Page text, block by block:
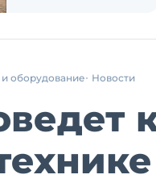
оборудование Новости